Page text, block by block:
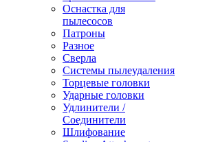
Оснастка для
пылесосов
Патроны
Разное
Сверла
Системы пылеудаления
Торцевые головки
Ударные головки
Удлинители /
Соединители
Шлифование